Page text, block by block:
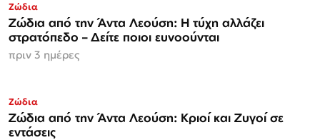
Ζώδια
Ζώδια από την Άντα Λεούση: Η τύχη αλλάζει
στρατόπεδο – Δείτε ποιοι ευνοούνται
πριν 3 ημέρες
Ζώδια
Ζώδια από την Άντα Λεούση: Κριοί και Ζυγοί σε
εντάσεις